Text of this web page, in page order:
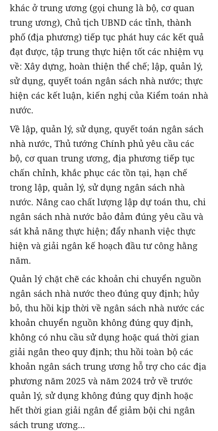
khác ở trung ương (gọi chung là bộ, cơ quan
trung ương), Chủ tịch UBND các tỉnh, thành
phố (địa phương) tiếp tục phát huy các kết quả
đạt được, tập trung thực hiện tốt các nhiệm vụ
về: Xây dựng, hoàn thiện thể chế; lập, quản lý,
sử dụng, quyết toán ngân sách nhà nước; thực
hiện các kết luận, kiến nghị của Kiểm toán nhà
nước.
Về lập, quản lý, sử dụng, quyết toán ngân sách
nhà nước, Thủ tướng Chính phủ yêu cầu các
bộ, cơ quan trung ương, địa phương tiếp tục
chấn chỉnh, khắc phục các tồn tại, hạn chế
trong lập, quản lý, sử dụng ngân sách nhà
nước. Nâng cao chất lượng lập dự toán thu, chi
ngân sách nhà nước bảo đảm đúng yêu cầu và
sát khả năng thực hiện; đẩy nhanh việc thực
hiện và giải ngân kế hoạch đầu tư công hằng
năm.
Quản lý chặt chẽ các khoản chi chuyển nguồn
ngân sách nhà nước theo đúng quy định; hủy
bỏ, thu hồi kịp thời về ngân sách nhà nước các
khoản chuyển nguồn không đúng quy định,
không có nhu cầu sử dụng hoặc quá thời gian
giải ngân theo quy định; thu hồi toàn bộ các
khoản ngân sách trung ương hỗ trợ cho các địa
phương năm 2025 và năm 2024 trở về trước
quản lý, sử dụng không đúng quy định hoặc
hết thời gian giải ngân để giảm bội chi ngân
sách trung ương...